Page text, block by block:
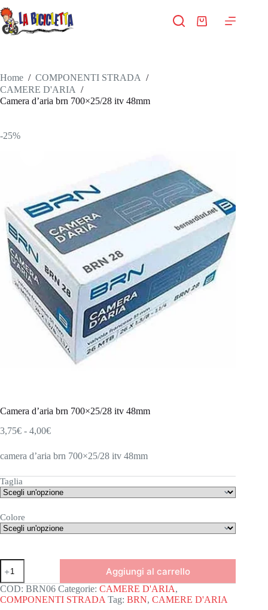
al
contenuto
Carrello
Home / COMPONENTI STRADA /
CAMERE D'ARIA /
Camera d’aria brn 700×25/28 itv 48mm
-25%
Camera d’aria brn 700×25/28 itv 48mm
3,75€ - 4,00€Fascia
prezzo:
da
4,00€
camera d’aria brn 700×25/28 itv 48mm
Taglia
Colore
Camera
d'aria
brn
700x25/28
itv
Aggiungi al carrello
COD: BRN06 Categorie: CAMERE D'ARIA,
COMPONENTI STRADA Tag: BRN, CAMERE D'ARIA